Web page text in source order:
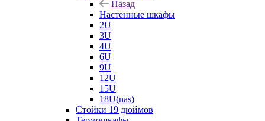
Назад
Настенные шкафы
2U
3U
4U
6U
9U
12U
15U
18U(nas)
Стойки 19 дюймов